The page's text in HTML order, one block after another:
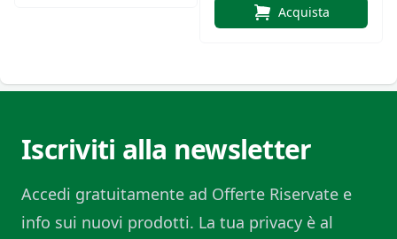
Acquista
Iscriviti alla newsletter
Accedi gratuitamente ad Offerte Riservate e
info sui nuovi prodotti. La tua privacy è al